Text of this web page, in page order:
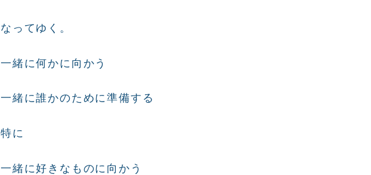
なってゆく。
一緒に何かに向かう
一緒に誰かのために準備する
特に
一緒に好きなものに向かう